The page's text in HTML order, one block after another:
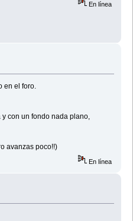
En línea
en el foro.
con un fondo nada plano,
avanzas poco!!)
En línea